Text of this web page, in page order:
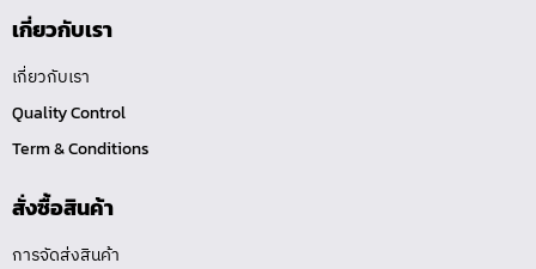
เกี่ยวกับเรา
เกี่ยวกับเรา
Quality Control
Term & Conditions
สั่งซื้อสินค้า
การจัดส่งสินค้า